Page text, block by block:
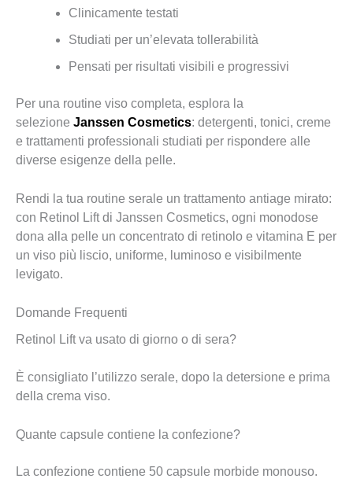
Clinicamente testati
Studiati per un’elevata tollerabilità
Pensati per risultati visibili e progressivi
Per una routine viso completa, esplora la
selezione Janssen Cosmetics: detergenti, tonici, creme
e trattamenti professionali studiati per rispondere alle
diverse esigenze della pelle.
Rendi la tua routine serale un trattamento antiage mirato:
con Retinol Lift di Janssen Cosmetics, ogni monodose
dona alla pelle un concentrato di retinolo e vitamina E per
un viso più liscio, uniforme, luminoso e visibilmente
levigato.
Domande Frequenti
Retinol Lift va usato di giorno o di sera?
È consigliato l’utilizzo serale, dopo la detersione e prima
della crema viso.
Quante capsule contiene la confezione?
La confezione contiene 50 capsule morbide monouso.